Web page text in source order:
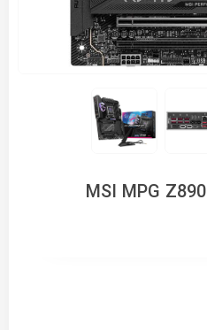
مادربرد ام اس آی مدل MSI MPG Z890